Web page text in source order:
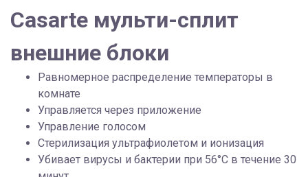
Casarte мульти-сплит
внешние блоки
Равномерное распределение температоры в
комнате
Управляется через приложение
Управление голосом
Стерилизация ультрафиолетом и ионизация
Убивает вирусы и бактерии при 56°C в течение 30